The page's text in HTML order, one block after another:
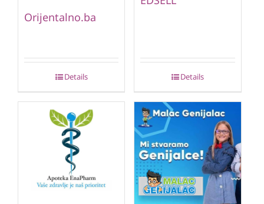
Orijentalno.ba
Details Details